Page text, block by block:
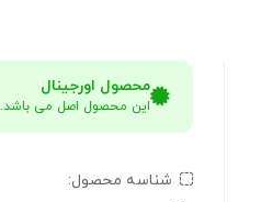
محصول اورجینال
این محصول اصل می باشد.
شناسه محصول: